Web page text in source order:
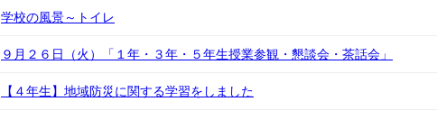
学校の風景～トイレ
９月２６日（火）「１年・３年・５年生授業参観・懇談会・茶話会」
【４年生】地域防災に関する学習をしました